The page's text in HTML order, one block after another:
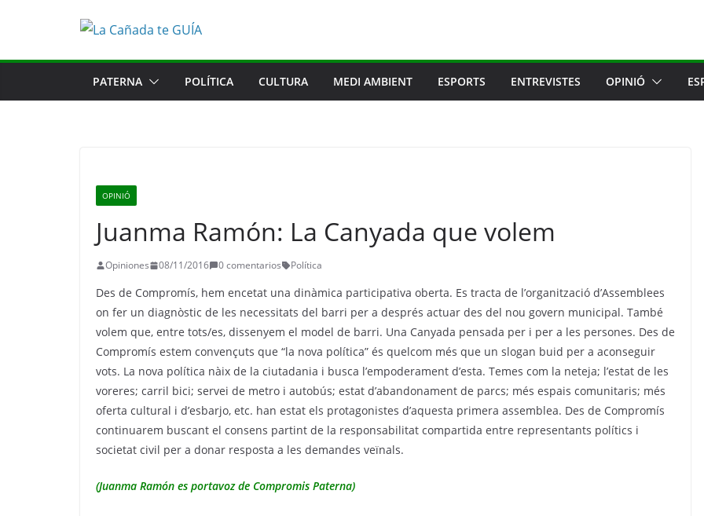
PATERNA POLÍTICA CULTURA MEDI AMBIENT ESPORTS ENTREVISTES OPINIÓ
OPINIÓ
Juanma Ramón: La Canyada que volem
Opiniones 08/11/2016 0 comentarios Política
Des de Compromís, hem encetat una dinàmica participativa oberta. Es tracta de l’organització d’Assemblees
on fer un diagnòstic de les necessitats del barri per a després actuar des del nou govern municipal. També
volem que, entre tots/es, dissenyem el model de barri. Una Canyada pensada per i per a les persones. Des de
Compromís estem convençuts que “la nova política” és quelcom més que un slogan buid per a aconseguir
vots. La nova política nàix de la ciutadania i busca l’empoderament d’esta. Temes com la neteja; l’estat de les
voreres; carril bici; servei de metro i autobús; estat d’abandonament de parcs; més espais comunitaris; més
oferta cultural i d’esbarjo, etc. han estat els protagonistes d’aquesta primera assemblea. Des de Compromís
continuarem buscant el consens partint de la responsabilitat compartida entre representants polítics i
societat civil per a donar resposta a les demandes veïnals.
(Juanma Ramón es portavoz de Compromis Paterna)